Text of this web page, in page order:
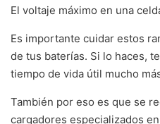
El voltaje máximo en una
Es importante cuidar estos
de tus baterías. Si lo haces,
tiempo de vida útil mucho
También por eso es que se
cargadores especializados